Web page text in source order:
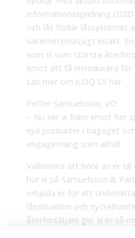
informationsspridning
och lås förblir låssystemet
säkerhetsmässigt intakt.
som vi som största
emot att få introducera för
Läs mer om iLOQ S5 här
Petter Samuelsson, VD:
– Nu ser vi fram emot fler
nya produkter i bagaget
engagemang som alltid!
Välkomna att höra av er
hur vi på Samuelsson &
erbjuda er för att
låssituation och
återförsäljare ger vi er så